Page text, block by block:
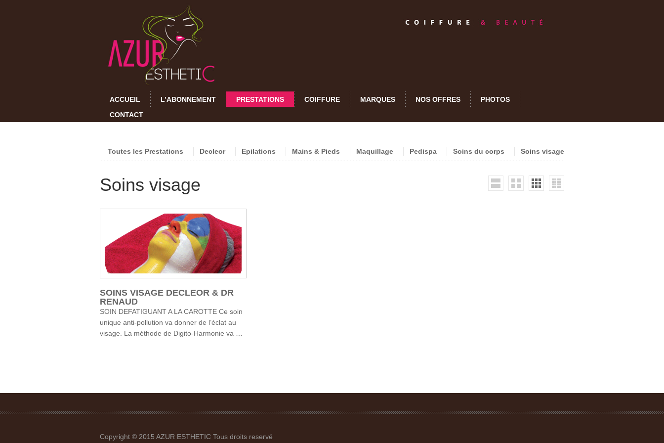
ACCUEIL L’ABONNEMENT PRESTATIONS COIFFURE MARQUES NOS OFFRES
PHOTOS
CONTACT
Toutes les Prestations Decleor Epilations Mains & Pieds Maquillage Pedispa Soins du corps Soins visage
Soins visage
SOINS VISAGE DECLEOR & DR
RENAUD
SOIN DEFATIGUANT A LA CAROTTE Ce soin
unique anti-pollution va donner de l’éclat au
visage. La méthode de Digito-Harmonie va …
Copyright © 2015 AZUR ESTHETIC Tous droits reservé